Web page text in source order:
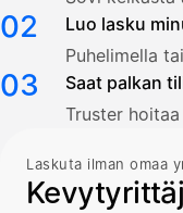
02
Luo lasku
Puhelimella
03
Saat palkan
Truster
Laskuta ilman omaa